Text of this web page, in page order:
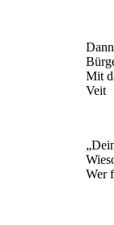
Mit
Veit
Wer